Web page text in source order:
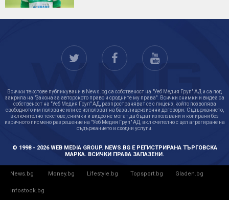
Всички текстове публикувани в News.bg са собственост на "Уеб Медия Груп" АД и са под
закрила на "Закона за авторското право и сродните му права". Всички снимки и видеа са
собственост на "Уеб Медия Груп" АД, разпространяват се с лиценз, който позволява
свободното им ползване или се използват на база лицензионни договори. Съдържанието,
включително текстове, снимки и видео не могат да бъдат използвани и копирани без
изричното писмено разрешение на "Уеб Медия Груп" АД, включително с цел агрегиране на
съдържанието и сходни услуги.
© 1998 - 2026 WEB MEDIA GROUP. NEWS.BG Е РЕГИСТРИРАНА ТЪРГОВСКА
МАРКА. ВСИЧКИ ПРАВА ЗАПАЗЕНИ.
News.bg Money.bg Lifestyle.bg Topsport.bg Gladen.bg
Infostock.bg